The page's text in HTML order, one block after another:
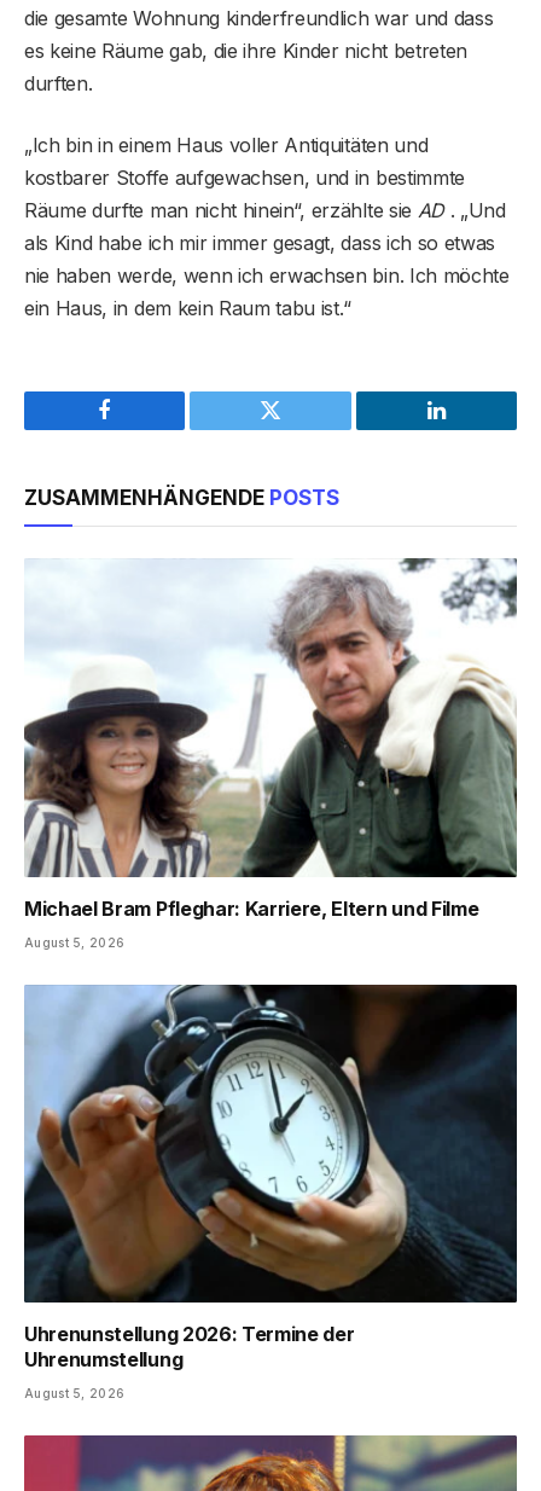
die gesamte Wohnung kinderfreundlich war und dass
es keine Räume gab, die ihre Kinder nicht betreten
durften.
„Ich bin in einem Haus voller Antiquitäten und
kostbarer Stoffe aufgewachsen, und in bestimmte
Räume durfte man nicht hinein“, erzählte sie AD. „Und
als Kind habe ich mir immer gesagt, dass ich so etwas
nie haben werde, wenn ich erwachsen bin. Ich möchte
ein Haus, in dem kein Raum tabu ist.“
Facebook Twitter LinkedIn
ZUSAMMENHÄNGENDE POSTS
Michael Bram Pfleghar: Karriere, Eltern und Filme
August 5, 2026
Uhrenunstellung 2026: Termine der
Uhrenumstellung
August 5, 2026